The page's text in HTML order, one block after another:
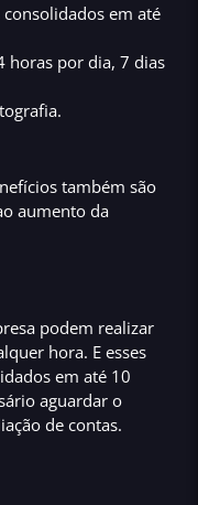
em até
horas por dia, 7 dias
também são
aumento da
podem realizar
hora. E esses
em até 10
aguardar o
de contas.